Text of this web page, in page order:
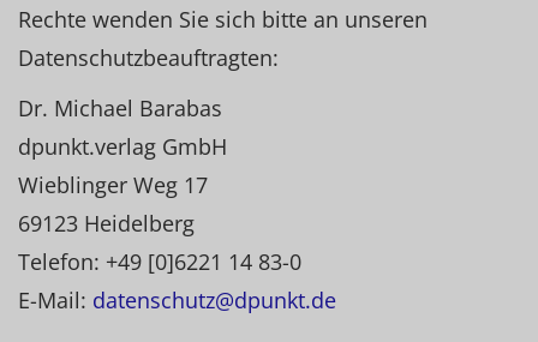
Rechte wenden Sie sich bitte an unseren
Datenschutzbeauftragten:
Dr. Michael Barabas
dpunkt.verlag GmbH
Wieblinger Weg 17
69123 Heidelberg
Telefon: +49 [0]6221 14 83-0
E-Mail: datenschutz@dpunkt.de